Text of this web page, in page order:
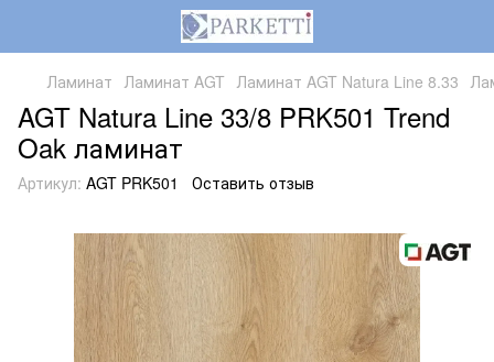
Ламинат Ламинат AGT Ламинат AGT Natura Line 8.33
AGT Natura Line 33/8 PRK501 Trend
Oak ламинат
Артикул: AGT PRK501 Оставить отзыв